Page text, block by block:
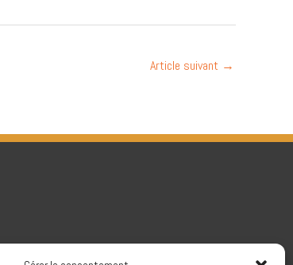
Article suivant →